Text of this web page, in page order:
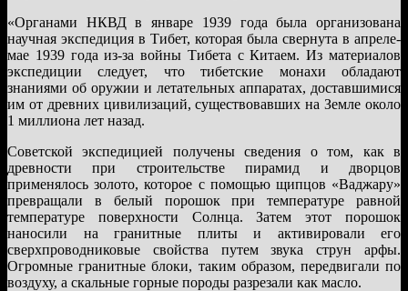
«Органами НКВД в январе 1939 года была организована
научная экспедиция в Тибет, которая была свернута в апреле-
мае 1939 года из-за войны Тибета с Китаем. Из материалов
экспедиции следует, что тибетские монахи обладают
знаниями об оружии и летательных аппаратах, доставшимися
им от древних цивилизаций, существовавших на Земле около
1 миллиона лет назад.
Советской экспедицией получены сведения о том, как в
древности при строительстве пирамид и дворцов
применялось золото, которое с помощью щипцов «Ваджару»
превращали в белый порошок при температуре равной
температуре поверхности Солнца. Затем этот порошок
наносили на гранитные плиты и активировали его
сверхпроводниковые свойства путем звука струн арфы.
Огромные гранитные блоки, таким образом, передвигали по
воздуху, а скальные горные породы разрезали как масло.